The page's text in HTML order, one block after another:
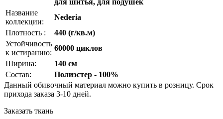
Название
коллекции:
Nederia
Плотность :
440 (г/кв.м)
Устойчивость
к истиранию:
60000 циклов
Ширина:
140 см
Состав:
Полиэстер - 100%
Данный обивочный материал можно купить в розницу. Срок
прихода заказа 3-10 дней.
Заказать ткань